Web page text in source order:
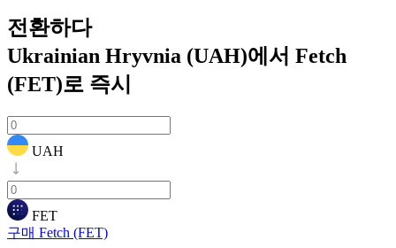
전환하다
Ukrainian Hryvnia (UAH)에서 Fetch
(FET)로 즉시
UAH
FET
구매 Fetch (FET)